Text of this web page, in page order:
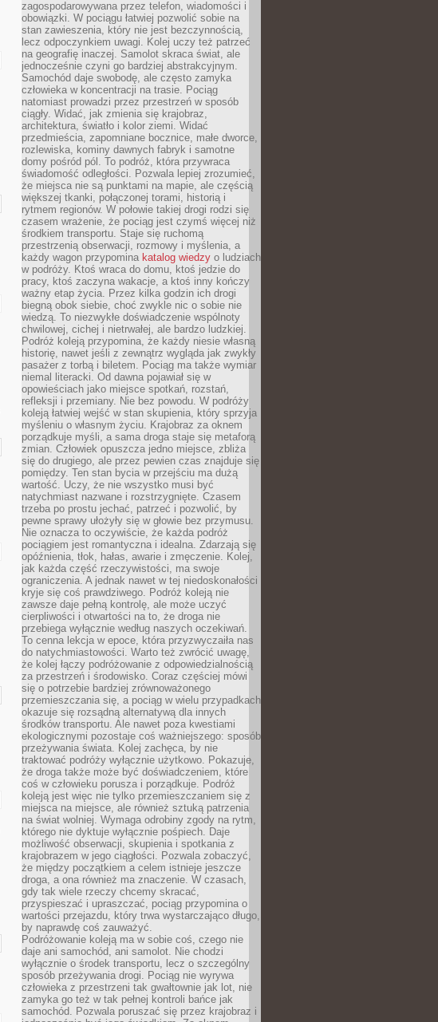
zagospodarowywana przez telefon, wiadomości i
obowiązki. W pociągu łatwiej pozwolić sobie na
stan zawieszenia, który nie jest bezczynnością,
lecz odpoczynkiem uwagi. Kolej uczy też patrzeć
na geografię inaczej. Samolot skraca świat, ale
jednocześnie czyni go bardziej abstrakcyjnym.
Samochód daje swobodę, ale często zamyka
człowieka w koncentracji na trasie. Pociąg
natomiast prowadzi przez przestrzeń w sposób
ciągły. Widać, jak zmienia się krajobraz,
architektura, światło i kolor ziemi. Widać
przedmieścia, zapomniane bocznice, małe dworce,
rozlewiska, kominy dawnych fabryk i samotne
domy pośród pól. To podróż, która przywraca
świadomość odległości. Pozwala lepiej zrozumieć,
że miejsca nie są punktami na mapie, ale częścią
większej tkanki, połączonej torami, historią i
rytmem regionów. W połowie takiej drogi rodzi się
czasem wrażenie, że pociąg jest czymś więcej niż
środkiem transportu. Staje się ruchomą
przestrzenią obserwacji, rozmowy i myślenia, a
każdy wagon przypomina katalog wiedzy o ludziach
w podróży. Ktoś wraca do domu, ktoś jedzie do
pracy, ktoś zaczyna wakacje, a ktoś inny kończy
ważny etap życia. Przez kilka godzin ich drogi
biegną obok siebie, choć zwykle nic o sobie nie
wiedzą. To niezwykłe doświadczenie wspólnoty
chwilowej, cichej i nietrwałej, ale bardzo ludzkiej.
Podróż koleją przypomina, że każdy niesie własną
historię, nawet jeśli z zewnątrz wygląda jak zwykły
pasażer z torbą i biletem. Pociąg ma także wymiar
niemal literacki. Od dawna pojawiał się w
opowieściach jako miejsce spotkań, rozstań,
refleksji i przemiany. Nie bez powodu. W podróży
koleją łatwiej wejść w stan skupienia, który sprzyja
myśleniu o własnym życiu. Krajobraz za oknem
porządkuje myśli, a sama droga staje się metaforą
zmian. Człowiek opuszcza jedno miejsce, zbliża
się do drugiego, ale przez pewien czas znajduje się
pomiędzy. Ten stan bycia w przejściu ma dużą
wartość. Uczy, że nie wszystko musi być
natychmiast nazwane i rozstrzygnięte. Czasem
trzeba po prostu jechać, patrzeć i pozwolić, by
pewne sprawy ułożyły się w głowie bez przymusu.
Nie oznacza to oczywiście, że każda podróż
pociągiem jest romantyczna i idealna. Zdarzają się
opóźnienia, tłok, hałas, awarie i zmęczenie. Kolej,
jak każda część rzeczywistości, ma swoje
ograniczenia. A jednak nawet w tej niedoskonałości
kryje się coś prawdziwego. Podróż koleją nie
zawsze daje pełną kontrolę, ale może uczyć
cierpliwości i otwartości na to, że droga nie
przebiega wyłącznie według naszych oczekiwań.
To cenna lekcja w epoce, która przyzwyczaiła nas
do natychmiastowości. Warto też zwrócić uwagę,
że kolej łączy podróżowanie z odpowiedzialnością
za przestrzeń i środowisko. Coraz częściej mówi
się o potrzebie bardziej zrównoważonego
przemieszczania się, a pociąg w wielu przypadkach
okazuje się rozsądną alternatywą dla innych
środków transportu. Ale nawet poza kwestiami
ekologicznymi pozostaje coś ważniejszego: sposób
przeżywania świata. Kolej zachęca, by nie
traktować podróży wyłącznie użytkowo. Pokazuje,
że droga także może być doświadczeniem, które
coś w człowieku porusza i porządkuje. Podróż
koleją jest więc nie tylko przemieszczaniem się z
miejsca na miejsce, ale również sztuką patrzenia
na świat wolniej. Wymaga odrobiny zgody na rytm,
którego nie dyktuje wyłącznie pośpiech. Daje
możliwość obserwacji, skupienia i spotkania z
krajobrazem w jego ciągłości. Pozwala zobaczyć,
że między początkiem a celem istnieje jeszcze
droga, a ona również ma znaczenie. W czasach,
gdy tak wiele rzeczy chcemy skracać,
przyspieszać i upraszczać, pociąg przypomina o
wartości przejazdu, który trwa wystarczająco długo,
by naprawdę coś zauważyć.
Podróżowanie koleją ma w sobie coś, czego nie
daje ani samochód, ani samolot. Nie chodzi
wyłącznie o środek transportu, lecz o szczególny
sposób przeżywania drogi. Pociąg nie wyrywa
człowieka z przestrzeni tak gwałtownie jak lot, nie
zamyka go też w tak pełnej kontroli bańce jak
samochód. Pozwala poruszać się przez krajobraz i